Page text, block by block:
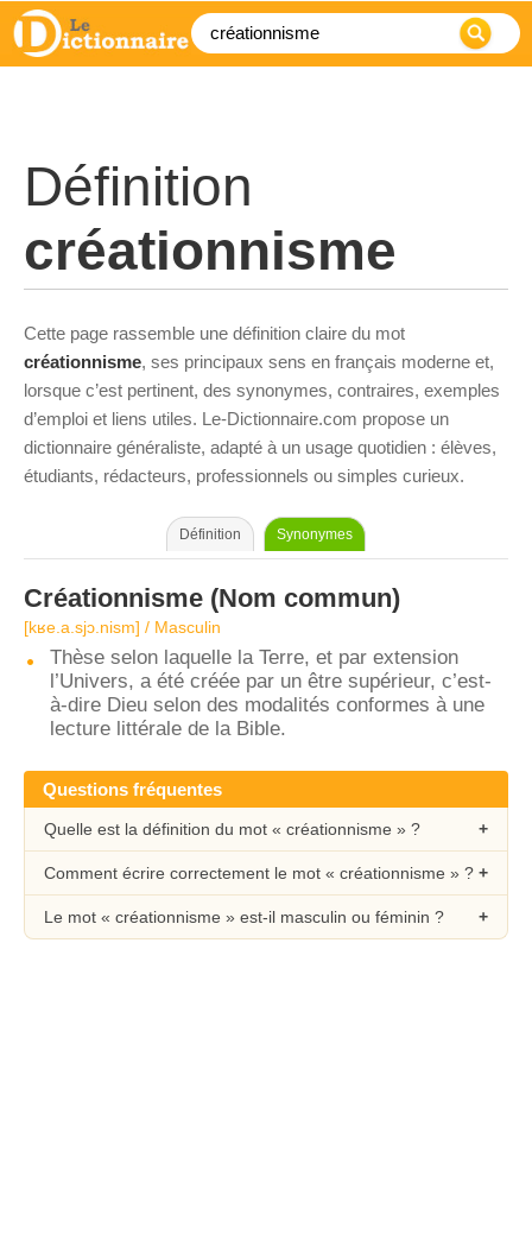
Définition
créationnisme
Cette page rassemble une définition claire du mot
créationnisme, ses principaux sens en français moderne et,
lorsque c’est pertinent, des synonymes, contraires, exemples
d’emploi et liens utiles. Le-Dictionnaire.com propose un
dictionnaire généraliste, adapté à un usage quotidien : élèves,
étudiants, rédacteurs, professionnels ou simples curieux.
Définition Synonymes
Créationnisme (Nom commun)
[kʁe.a.sjɔ.nism] / Masculin
Thèse selon laquelle la Terre, et par extension
l’Univers, a été créée par un être supérieur, c’est-
à-dire Dieu selon des modalités conformes à une
lecture littérale de la Bible.
Questions fréquentes
Quelle est la définition du mot « créationnisme » ?
Comment écrire correctement le mot « créationnisme » ?
Le mot « créationnisme » est-il masculin ou féminin ?